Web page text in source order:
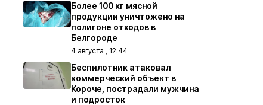
Более 100 кг мясной
продукции уничтожено на
полигоне отходов в
Белгороде
4 августа , 12:44
Беспилотник атаковал
коммерческий объект в
Короче, пострадали мужчина
и подросток